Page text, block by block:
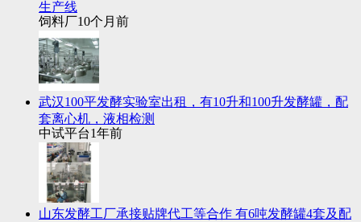
生产线
饲料厂10个月前
武汉100平发酵实验室出租，有10升和100升发酵罐，配
套离心机，液相检测
中试平台1年前
山东发酵工厂承接贴牌代工等合作 有6吨发酵罐4套及配